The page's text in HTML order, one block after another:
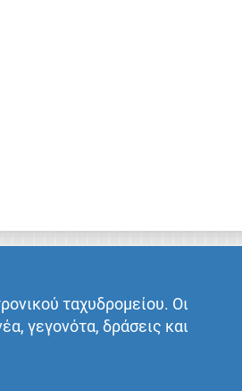
ταχυδρομείου. Οι
γεγονότα, δράσεις και